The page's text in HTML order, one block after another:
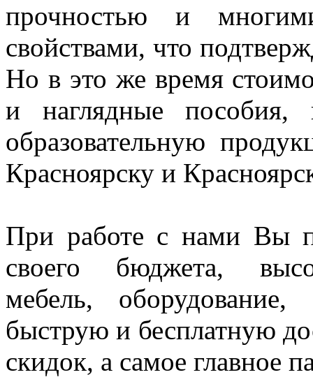
прочностью и
свойствами, что
Но в это же время
и наглядные
образовательную
Красноярску и
При работе с нами Вы
своего бюджета,
мебель,
быструю и бесплатную
скидок, а самое главное